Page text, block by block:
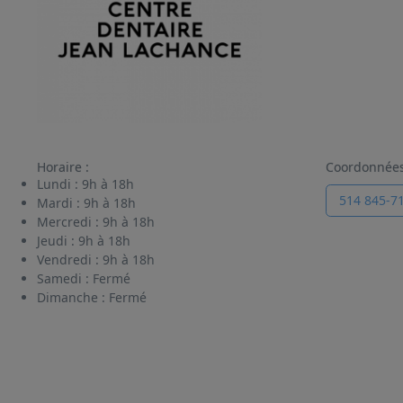
Horaire :
Lundi : 9h à 18h
Mardi : 9h à 18h
Mercredi : 9h à 18h
Jeudi : 9h à 18h
Vendredi : 9h à 18h
Samedi : Fermé
Dimanche : Fermé
514 845-